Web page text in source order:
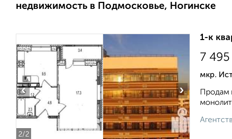
недвижимость в Подмосковье, Ногинске
2/2
‹ ›
1-к
7
мкр.
Продам